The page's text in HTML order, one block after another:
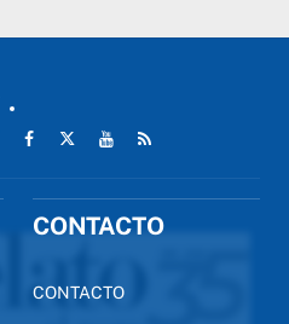
CONTACTO
CONTACTO